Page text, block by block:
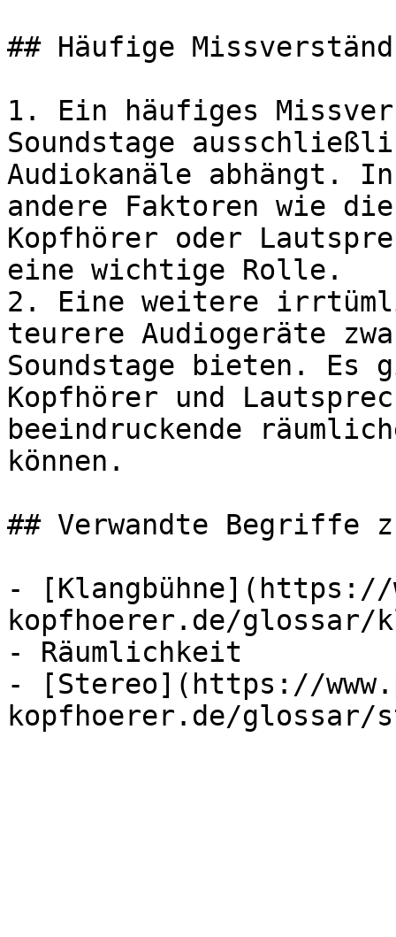
## Häufige
1. Ein häufiges
Soundstage
Audiokanäle abhängt.
andere Faktoren wie
Kopfhörer oder
eine wichtige Rolle.
2. Eine weitere
teurere Audiogeräte
Soundstage bieten. Es
Kopfhörer und
beeindruckende
können.
## Verwandte Begriffe
- [Klangbühne](https://
kopfhoerer.de/glossar/
- Räumlichkeit
- [Stereo](https://